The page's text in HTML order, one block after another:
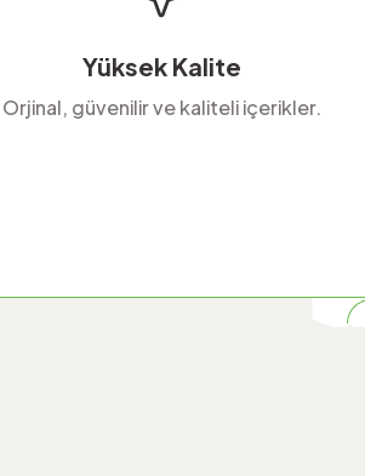
Yüksek Kalite
Orjinal, güvenilir ve kaliteli içerikler.